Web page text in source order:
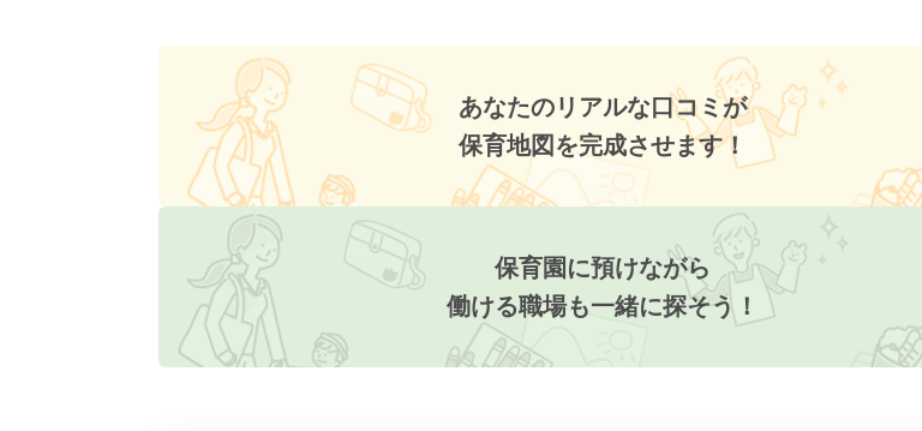
あなたのリアルな口コミが
保育地図を完成させます！
保育園に預けながら
働ける職場も一緒に探そう！